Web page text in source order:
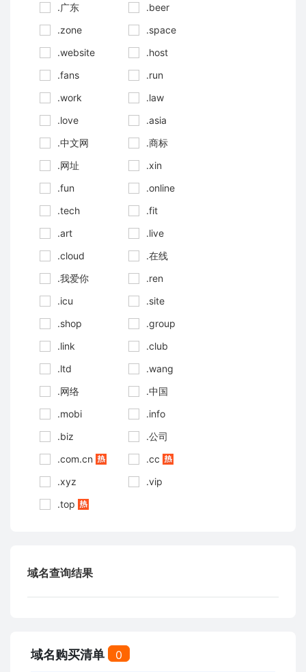
.广东
.beer
.zone
.space
.website
.host
.fans
.run
.work
.law
.love
.asia
.中文网
.商标
.网址
.xin
.fun
.online
.tech
.fit
.art
.live
.cloud
.在线
.我爱你
.ren
.icu
.site
.shop
.group
.link
.club
.ltd
.wang
.网络
.中国
.mobi
.info
.biz
.公司
.com.cn
.cc
.xyz
.vip
.top
域名查询结果
域名购买清单 0